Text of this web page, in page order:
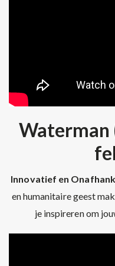
Waterman
Innovatief en
en humanitaire geest
je inspireren om